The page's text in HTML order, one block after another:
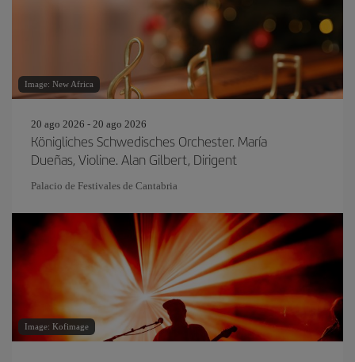
Image: New Africa
20 ago 2026 - 20 ago 2026
Königliches Schwedisches Orchester. María
Dueñas, Violine. Alan Gilbert, Dirigent
Palacio de Festivales de Cantabria
Image: Kofimage